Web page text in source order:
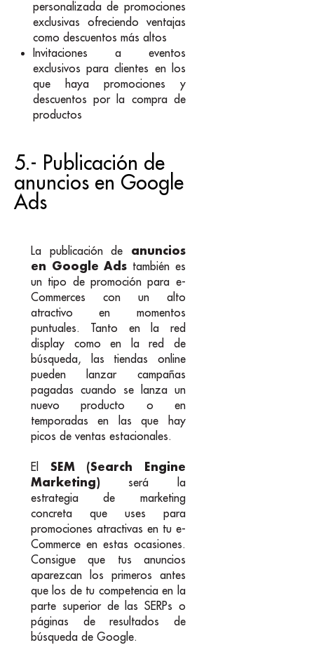
personalizada de promociones
exclusivas ofreciendo ventajas
como descuentos más altos
Invitaciones a eventos
exclusivos para clientes en los
que haya promociones y
descuentos por la compra de
productos
5.- Publicación de
anuncios en Google
Ads
La publicación de anuncios
en Google Ads también es
un tipo de promoción para e-
Commerces con un alto
atractivo en momentos
puntuales. Tanto en la red
display como en la red de
búsqueda, las tiendas online
pueden lanzar campañas
pagadas cuando se lanza un
nuevo producto o en
temporadas en las que hay
picos de ventas estacionales.
El SEM (Search Engine
Marketing) será la
estrategia de marketing
concreta que uses para
promociones atractivas en tu e-
Commerce en estas ocasiones.
Consigue que tus anuncios
aparezcan los primeros antes
que los de tu competencia en la
parte superior de las SERPs o
páginas de resultados de
búsqueda de Google.